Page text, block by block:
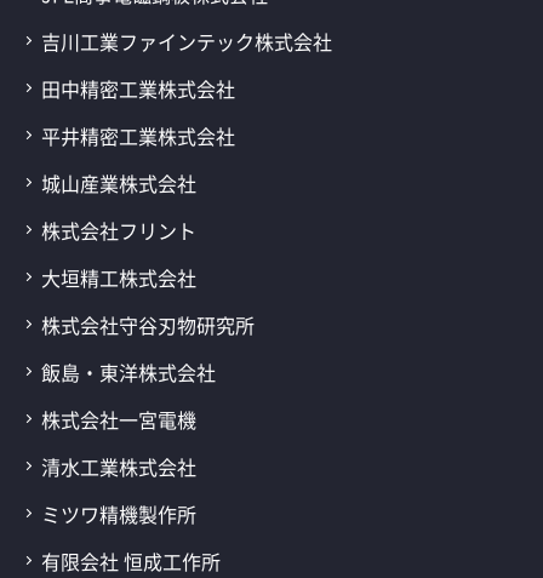
吉川工業ファインテック株式会社
田中精密工業株式会社
平井精密工業株式会社
城山産業株式会社
株式会社フリント
大垣精工株式会社
株式会社守谷刃物研究所
飯島・東洋株式会社
株式会社一宮電機
清水工業株式会社
ミツワ精機製作所
有限会社 恒成工作所